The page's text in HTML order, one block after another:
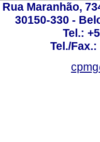
Rua Maranhão,
30150-330 -
Tel.:
Tel./Fax.: